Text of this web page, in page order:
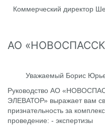
Коммерческий директор
АО
Уважаемый Борис
Руководство АО
ЭЛЕВАТОР» выражает вам
признательность за
проведение: - экспертизы